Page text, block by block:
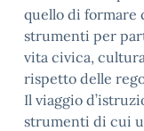
quello di formare
strumenti per
vita civica,
rispetto delle
Il viaggio
strumenti di cui